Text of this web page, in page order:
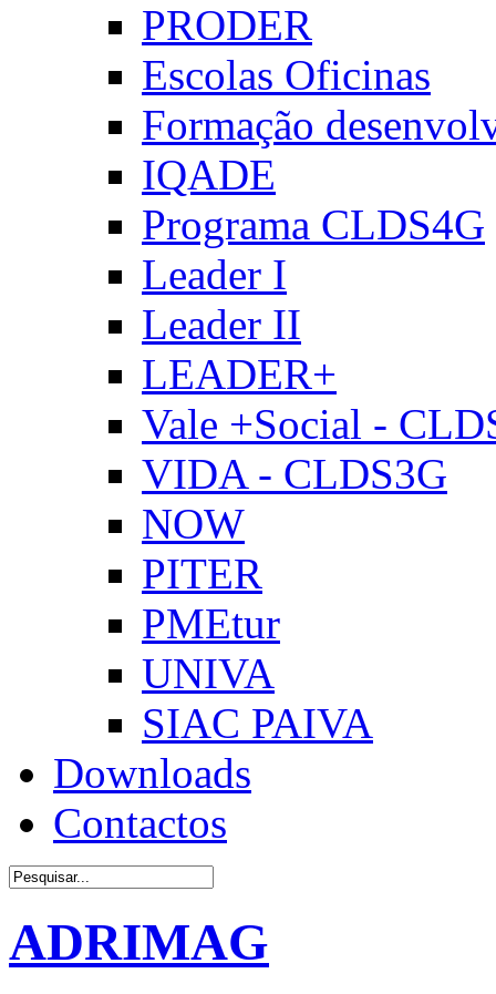
PRODER
Escolas Oficinas
Formação
IQADE
Programa CLDS4G
Leader I
Leader II
LEADER+
Vale +Social -
VIDA - CLDS3G
NOW
PITER
PMEtur
UNIVA
SIAC PAIVA
Downloads
Contactos
ADRIMAG